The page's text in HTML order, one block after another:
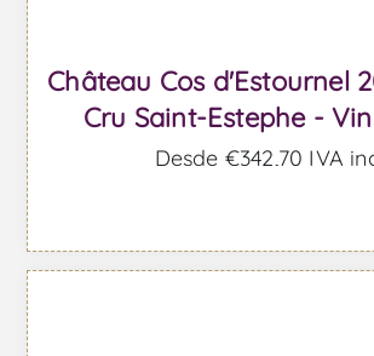
Château Cos d'Estournel
Cru Saint-Estephe -
Desde €342,70 IVA